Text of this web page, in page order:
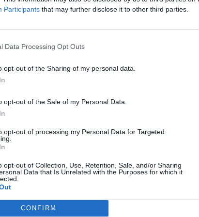
Participants that may further disclose it to other third parties.
Data Processing Opt Outs
opt-out of the Sharing of my personal data.
opt-out of the Sale of my Personal Data.
opt-out of processing my Personal Data for Targeted
opt-out of Collection, Use, Retention, Sale, and/or Sharing
Data that Is Unrelated with the Purposes for which it
CONFIRM
Votre Boss.pdf